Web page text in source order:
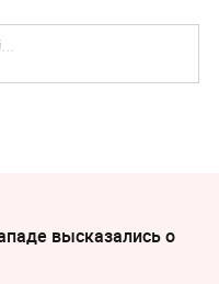
высказались о